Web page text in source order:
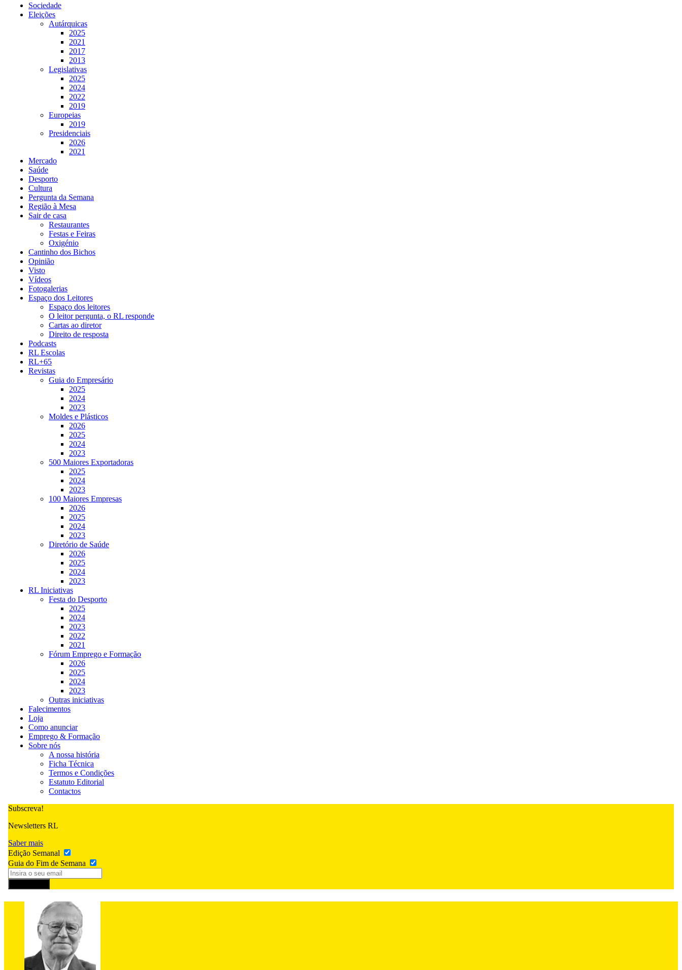
Sociedade
Eleições
Autárquicas
2025
2021
2017
2013
Legislativas
2025
2024
2022
2019
Europeias
2019
Presidenciais
2026
2021
Mercado
Saúde
Desporto
Cultura
Pergunta da Semana
Região à Mesa
Sair de casa
Restaurantes
Festas e Feiras
Oxigénio
Cantinho dos Bichos
Opinião
Visto
Vídeos
Fotogalerias
Espaço dos Leitores
Espaço dos leitores
O leitor pergunta, o RL responde
Cartas ao diretor
Direito de resposta
Podcasts
RL Escolas
RL+65
Revistas
Guia do Empresário
2025
2024
2023
Moldes e Plásticos
2026
2025
2024
2023
500 Maiores Exportadoras
2025
2024
2023
100 Maiores Empresas
2026
2025
2024
2023
Diretório de Saúde
2026
2025
2024
2023
RL Iniciativas
Festa do Desporto
2025
2024
2023
2022
2021
Fórum Emprego e Formação
2026
2025
2024
2023
Outras iniciativas
Falecimentos
Loja
Como anunciar
Emprego & Formação
Sobre nós
A nossa história
Ficha Técnica
Termos e Condições
Estatuto Editorial
Contactos
Subscreva!
Newsletters RL
Saber mais
Edição Semanal
Guia do Fim de Semana